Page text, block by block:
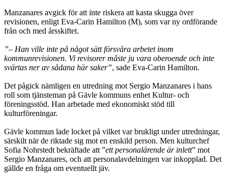
Manzanares avgick för att inte riskera att kasta skugga över
revisionen, enligt Eva-Carin Hamilton (M), som var ny ordförande
från och med årsskiftet.
”– Han ville inte på något sätt försvåra arbetet inom
kommunrevisionen. Vi revisorer måste ju vara oberoende och inte
svärtas ner av sådana här saker”, sade Eva-Carin Hamilton.
Det pågick nämligen en utredning mot Sergio Manzanares i hans
roll som tjänsteman på Gävle kommuns enhet Kultur- och
föreningsstöd. Han arbetade med ekonomiskt stöd till
kulturföreningar.
Gävle kommun lade locket på vilket var brukligt under utredningar,
särskilt när de riktade sig mot en enskild person. Men kulturchef
Sofia Nohrstedt bekräftade att ”ett perso­nalärende är inlett” mot
Sergio Manzanares, och att personalavdel­ningen var in­kopplad. Det
gällde en fråga om eventuellt jäv.